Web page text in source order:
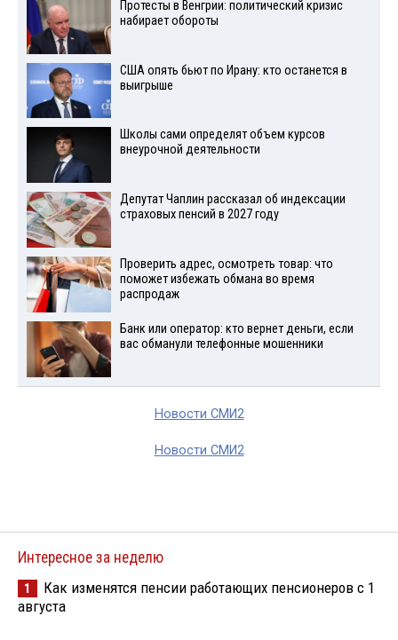
Протесты в Венгрии: политический кризис
набирает обороты
США опять бьют по Ирану: кто останется в
выигрыше
Школы сами определят объем курсов
внеурочной деятельности
Депутат Чаплин рассказал об индексации
страховых пенсий в 2027 году
Проверить адрес, осмотреть товар: что
поможет избежать обмана во время
распродаж
Банк или оператор: кто вернет деньги, если
вас обманули телефонные мошенники
Новости СМИ2
Новости СМИ2
Интересное за неделю
1
Как изменятся пенсии работающих пенсионеров с 1
августа